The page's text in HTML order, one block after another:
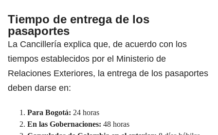
Tiempo de entrega de los
pasaportes
La Cancillería explica que, de acuerdo con los
tiempos establecidos por el Ministerio de
Relaciones Exteriores, la entrega de los pasaportes
deben darse en:
Para Bogotá: 24 horas
En las Gobernaciones: 48 horas